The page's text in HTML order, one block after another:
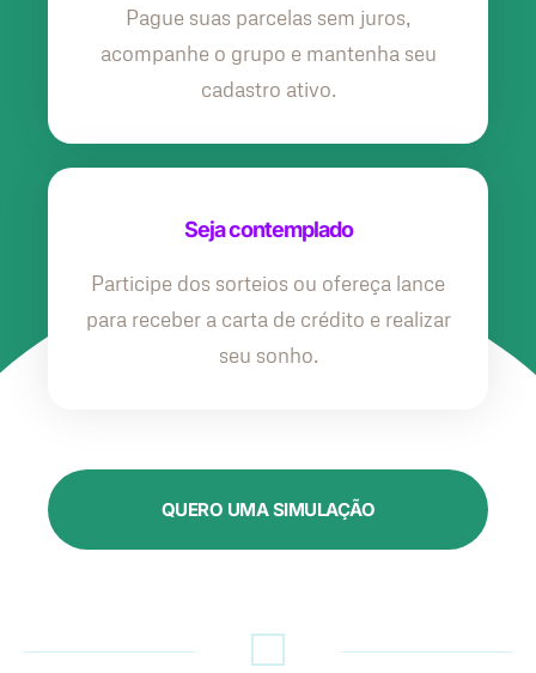
Pague suas parcelas sem juros,
acompanhe o grupo e mantenha seu
cadastro ativo.
Seja contemplado
Participe dos sorteios ou ofereça lance
para receber a carta de crédito e realizar
seu sonho.
QUERO UMA SIMULAÇÃO